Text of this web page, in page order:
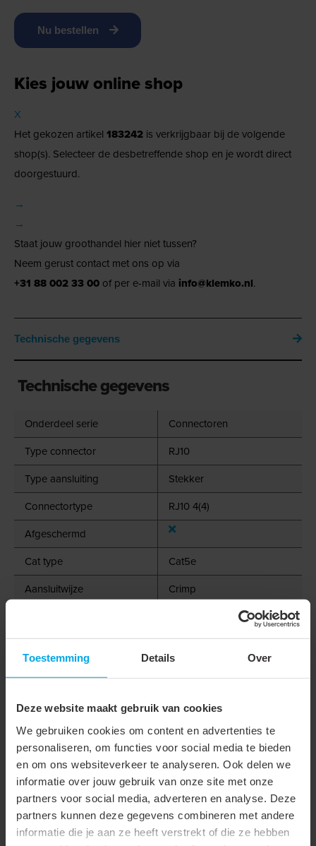
Toestemming Details Over
Deze website maakt gebruik van cookies
We gebruiken cookies om content en advertenties te
personaliseren, om functies voor social media te bieden
en om ons websiteverkeer te analyseren. Ook delen we
informatie over jouw gebruik van onze site met onze
partners voor social media, adverteren en analyse. Deze
partners kunnen deze gegevens combineren met andere
informatie die je aan ze heeft verstrekt of die ze hebben
Nu bestellen
Kies jouw online shop
X
Het gekozen artikel 183242 is verkrijgbaar bij de volgende
shop(s). Selecteer de desbetreffende shop en je wordt direct
doorgestuurd.
→
→
Staat jouw groothandel hier niet tussen?
Neem gerust contact met ons op via
+31 88 002 33 00 of per e-mail via info@klemko.nl.
Technische gegevens
Technische gegevens
Onderdeel serie
Connectoren
Type connector
RJ10
Type aansluiting
Stekker
Connectortype
RJ10 4(4)
Afgeschermd
Cat type
Cat5e
Aansluitwijze
Crimp
noodzakelijk
Geschikt voor ronde kabel
Geschikt voor massieve
geleider
Geschikt voor massieve
ader
Geschikt voor soepele
ader